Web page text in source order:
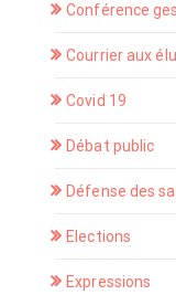
Conférence
Courrier aux
Covid 19
Débat public
Défense des
Elections
Expressions